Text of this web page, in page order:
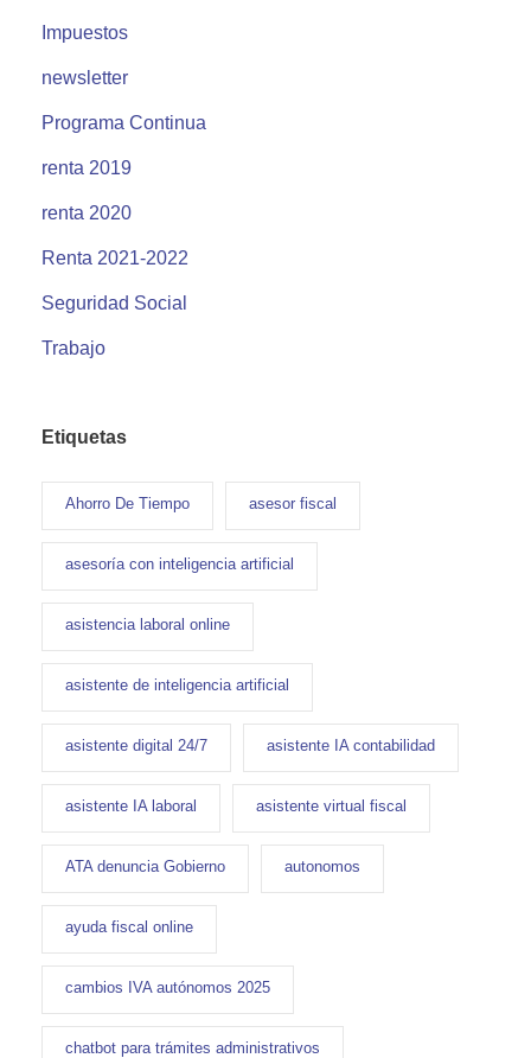
Impuestos
newsletter
Programa Continua
renta 2019
renta 2020
Renta 2021-2022
Seguridad Social
Trabajo
Etiquetas
Ahorro De Tiempo asesor fiscal
asesoría con inteligencia artificial
asistencia laboral online
asistente de inteligencia artificial
asistente digital 24/7 asistente IA contabilidad
asistente IA laboral asistente virtual fiscal
ATA denuncia Gobierno autonomos
ayuda fiscal online
cambios IVA autónomos 2025
chatbot para trámites administrativos